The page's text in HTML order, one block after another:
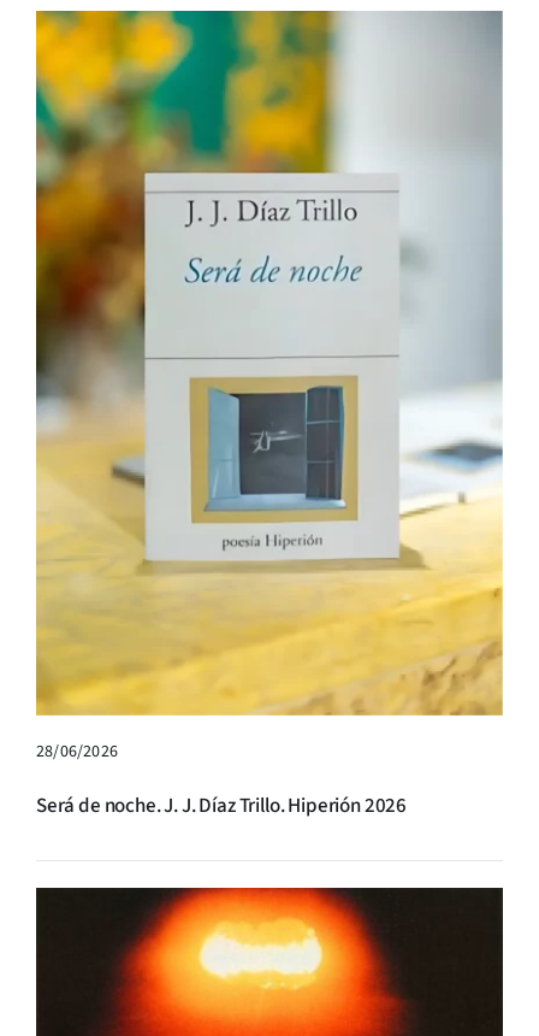
28/06/2026
Será de noche. J. J. Díaz Trillo. Hiperión 2026